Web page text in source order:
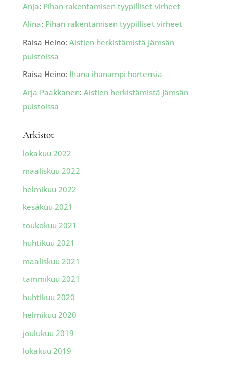
Anja: Pihan rakentamisen tyypilliset virheet
Alina: Pihan rakentamisen tyypilliset virheet
Raisa Heino: Aistien herkistämistä Jämsän
puistoissa
Raisa Heino: Ihana ihanampi hortensia
Arja Paakkanen: Aistien herkistämistä Jämsän
puistoissa
Arkistot
lokakuu 2022
maaliskuu 2022
helmikuu 2022
kesäkuu 2021
toukokuu 2021
huhtikuu 2021
maaliskuu 2021
tammikuu 2021
huhtikuu 2020
helmikuu 2020
joulukuu 2019
lokakuu 2019